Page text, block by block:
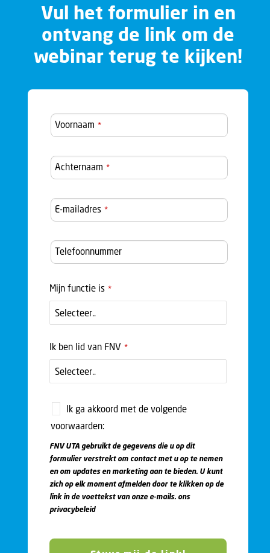
Vul het formulier in en
ontvang de link om de
webinar terug te kijken!
Voornaam *
Achternaam *
E-mailadres *
Telefoonnummer
Company
Name *
Mijn functie is *
Ik ben lid van FNV *
Ik ga akkoord met de volgende
voorwaarden:
FNV UTA gebruikt de gegevens die u op dit
formulier verstrekt om contact met u op te nemen
en om updates en marketing aan te bieden. U kunt
zich op elk moment afmelden door te klikken op de
link in de voettekst van onze e-mails. ons
privacybeleid